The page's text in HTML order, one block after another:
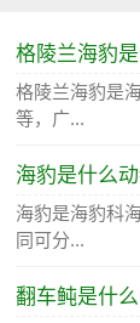
格陵兰海豹是
格陵兰海豹是
等，广...
海豹是什么动
海豹是海豹科
同可分...
翻车鲀是什么